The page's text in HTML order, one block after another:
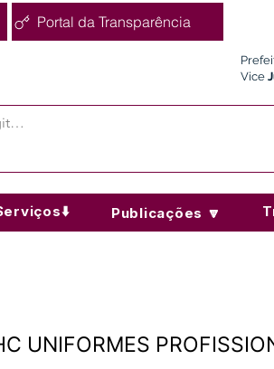
Portal da Transparência
Vice
Publicações 🔽
UNIFORMES